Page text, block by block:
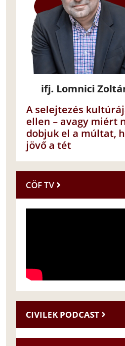
ifj. Lomnici
A selejtezés
ellen – avagy miért
dobjuk el a múltat,
jövő a tét
CÖF TV
CIVILEK PODCAST